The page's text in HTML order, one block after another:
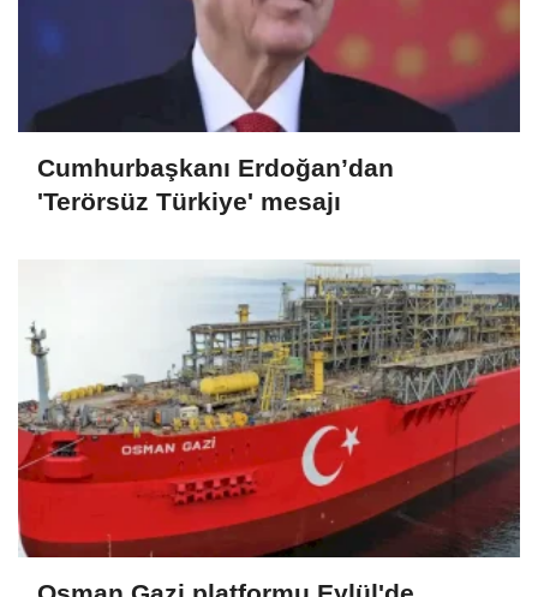
Cumhurbaşkanı Erdoğan’dan
'Terörsüz Türkiye' mesajı